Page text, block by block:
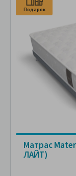
Подарок
Матрас
ЛАЙТ)